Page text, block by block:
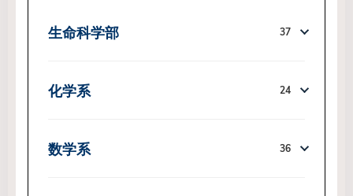
生命科学部 37
化学系 24
数学系 36